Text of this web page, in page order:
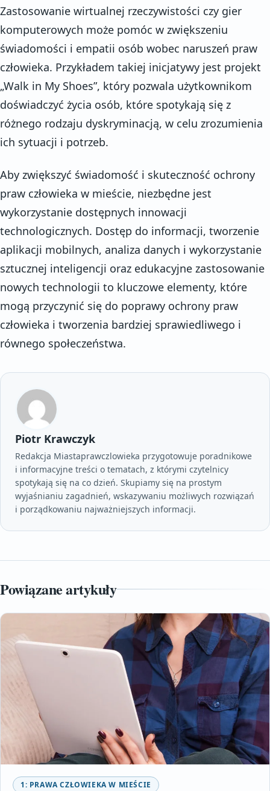
Zastosowanie wirtualnej rzeczywistości czy gier
komputerowych może pomóc w zwiększeniu
świadomości i empatii osób wobec naruszeń praw
człowieka. Przykładem takiej inicjatywy jest projekt
„Walk in My Shoes”, który pozwala użytkownikom
doświadczyć życia osób, które spotykają się z
różnego rodzaju dyskryminacją, w celu zrozumienia
ich sytuacji i potrzeb.
Aby zwiększyć świadomość i skuteczność ochrony
praw człowieka w mieście, niezbędne jest
wykorzystanie dostępnych innowacji
technologicznych. Dostęp do informacji, tworzenie
aplikacji mobilnych, analiza danych i wykorzystanie
sztucznej inteligencji oraz edukacyjne zastosowanie
nowych technologii to kluczowe elementy, które
mogą przyczynić się do poprawy ochrony praw
człowieka i tworzenia bardziej sprawiedliwego i
równego społeczeństwa.
Piotr Krawczyk
Redakcja Miastaprawczlowieka przygotowuje poradnikowe
i informacyjne treści o tematach, z którymi czytelnicy
spotykają się na co dzień. Skupiamy się na prostym
wyjaśnianiu zagadnień, wskazywaniu możliwych rozwiązań
i porządkowaniu najważniejszych informacji.
Powiązane artykuły
1: PRAWA CZŁOWIEKA W MIEŚCIE